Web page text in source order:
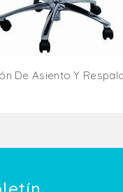
De Asiento Y